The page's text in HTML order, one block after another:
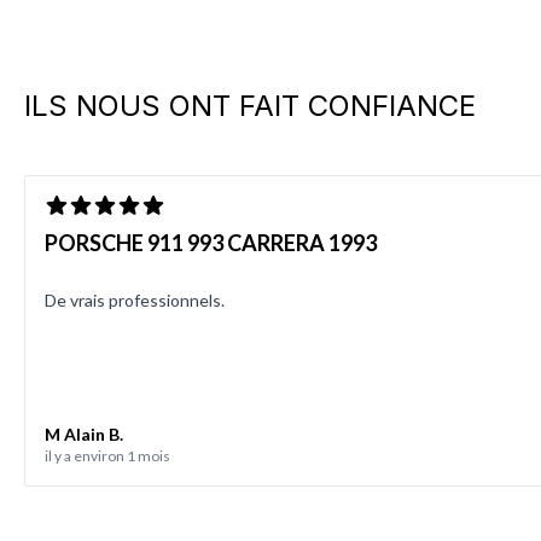
ILS NOUS ONT FAIT CONFIANCE
PORSCHE 911 993 CARRERA 1993
De vrais professionnels.
M Alain B.
il y a environ 1 mois